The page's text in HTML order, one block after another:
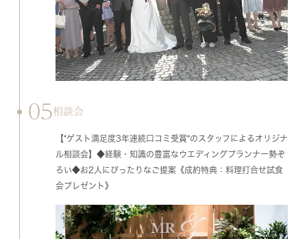
05相談会
【*ゲスト満足度3年連続口コミ受賞*のスタッフによるオリジナ
ル相談会】◆経験・知識の豊富なウエディングプランナー勢ぞ
ろい◆お2人にぴったりなご提案《成約特典：料理打合せ試食
会プレゼント》